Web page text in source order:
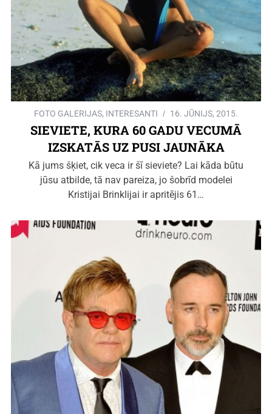
FOTO GALERIJAS, INTERESANTI 16. JŪNIJS, 2015.
SIEVIETE, KURA 60 GADU VECUMĀ
IZSKATĀS UZ PUSI JAUNĀKA
Kā jums šķiet, cik veca ir šī sieviete? Lai kāda būtu
jūsu atbilde, tā nav pareiza, jo šobrīd modelei
Kristijai Brinklijai ir apritējis 61…